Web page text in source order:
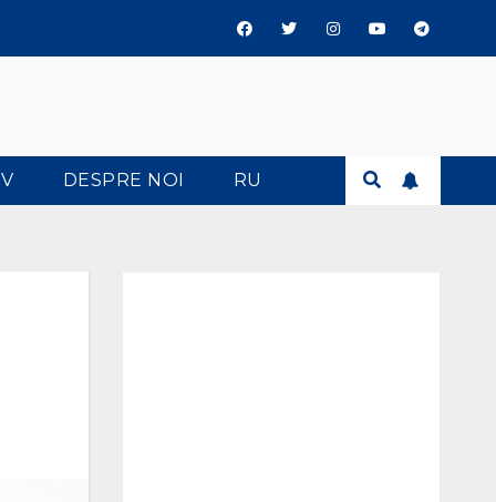
DESPRE NOI RU